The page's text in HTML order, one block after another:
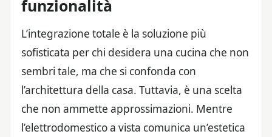
funzionalità
L’integrazione totale è la soluzione più
sofisticata per chi desidera una cucina che non
sembri tale, ma che si confonda con
l’architettura della casa. Tuttavia, è una scelta
che non ammette approssimazioni. Mentre
l’elettrodomestico a vista comunica un’estetica